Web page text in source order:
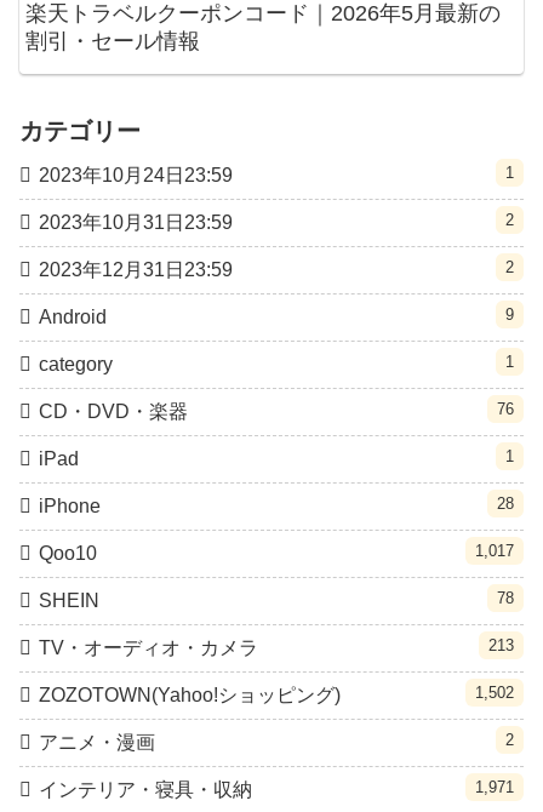
楽天トラベルクーポンコード｜2026年5月最新の
割引・セール情報
カテゴリー
2023年10月24日23:59 1
2023年10月31日23:59 2
2023年12月31日23:59 2
Android 9
category 1
CD・DVD・楽器 76
iPad 1
iPhone 28
Qoo10 1,017
SHEIN 78
TV・オーディオ・カメラ 213
ZOZOTOWN(Yahoo!ショッピング) 1,502
アニメ・漫画 2
インテリア・寝具・収納 1,971